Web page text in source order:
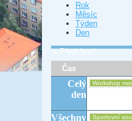
Rok
Měsíc
Týden
Den
« Předchozí
Čas
Celý
den
Workshop
Všechny
Sportovní